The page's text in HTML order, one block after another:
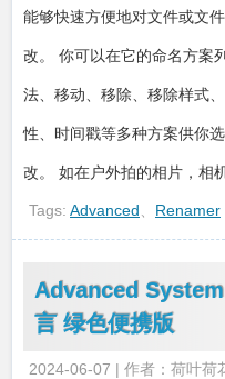
能够快速方便地对文件或文
改。 你可以在它的命名方案
法、移动、移除、移除样式
性、时间戳等多种方案供你
改。 如在户外拍的相片，相
Tags: Advanced Renamer
Advanced
言 绿色便携版
2024-06-07 | 作者：荷叶荷